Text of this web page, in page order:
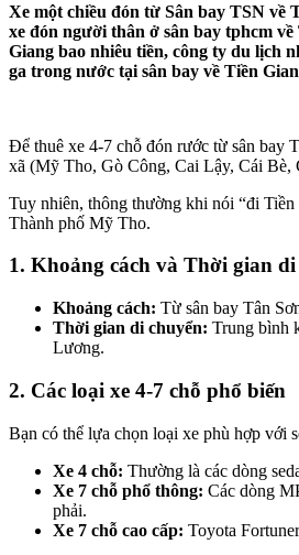
Xe một chiều đón từ Sân bay TSN về
xe đón người thân ở sân bay tphcm
Giang bao nhiêu tiền, công ty du lịch
ga trong nước tại sân bay về Tiền
Để thuê xe 4-7 chỗ đón rước từ sân bay
xã (Mỹ Tho, Gò Công, Cai Lậy, Cái Bè,
Tuy nhiên, thông thường khi nói “đi
Thành phố Mỹ Tho.
1. Khoảng cách và Thời gian
Khoảng cách: Từ sân bay Tân
Thời gian di chuyển: Trung bình
Lương.
2. Các loại xe 4-7 chỗ phổ biến
Bạn có thể lựa chọn loại xe phù hợp với
Xe 4 chỗ: Thường là các dòng
Xe 7 chỗ phổ thông: Các dòng
phải.
Xe 7 chỗ cao cấp: Toyota